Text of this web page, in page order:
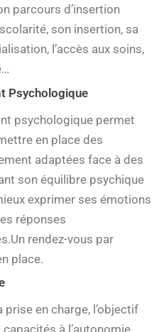
parcours d’insertion
son insertion, sa
l’accès aux soins,
Psychologique
psychologique permet
en place des
adaptées face à des
son équilibre psychique
exprimer ses émotions
réponses
rendez-vous par
place.
prise en charge, l’objectif